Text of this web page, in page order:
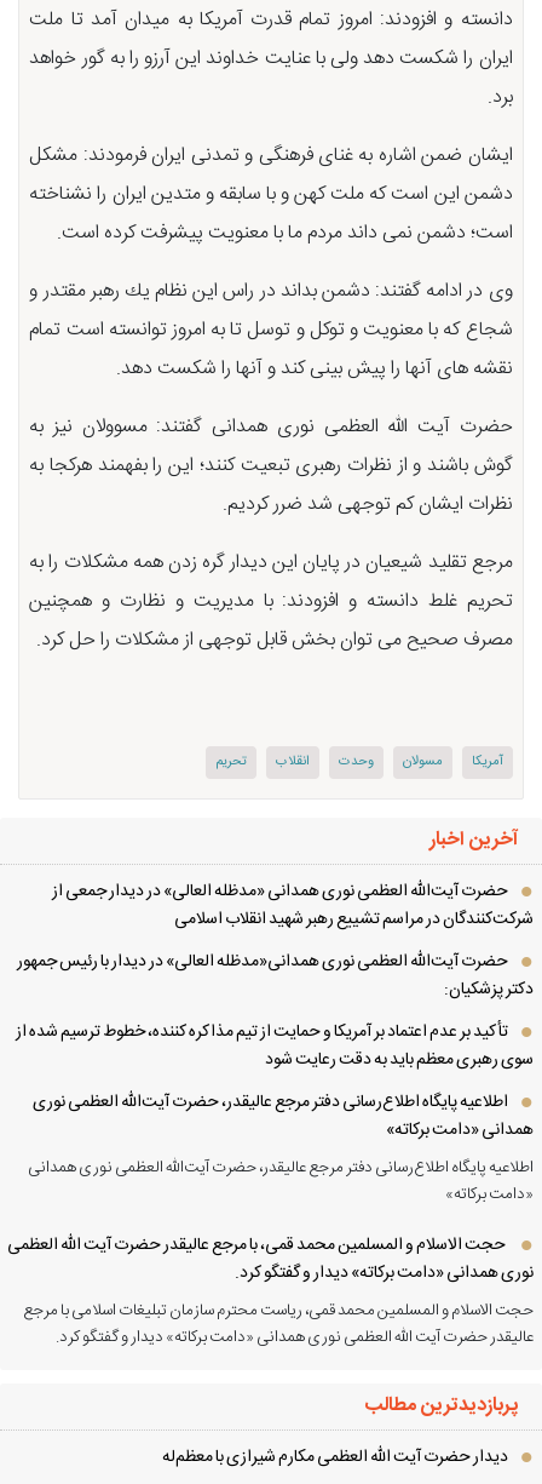
دانسته و افزودند: امروز تمام قدرت آمریكا به میدان آمد تا ملت
ایران را شكست دهد ولی با عنایت خداوند این آرزو را به گور خواهد
برد.
ایشان ضمن اشاره به غنای فرهنگی و تمدنی ایران فرمودند: مشكل
دشمن این است كه ملت كهن و با سابقه و متدین ایران را نشناخته
است؛ دشمن نمی داند مردم ما با معنویت پیشرفت كرده است.
وی در ادامه گفتند: دشمن بداند در راس این نظام یك رهبر مقتدر و
شجاع كه با معنویت و توكل و توسل تا به امروز توانسته است تمام
نقشه های آنها را پیش بینی كند و آنها را شكست دهد.
حضرت آیت الله العظمی نوری همدانی گفتند: مسوولان نیز به
گوش باشند و از نظرات رهبری تبعیت كنند؛ این را بفهمند هركجا به
نظرات ایشان كم توجهی شد ضرر كردیم.
مرجع تقلید شیعیان در پایان این دیدار گره زدن همه مشكلات را به
تحریم غلط دانسته و افزودند: با مدیریت و نظارت و همچنین
مصرف صحیح می توان بخش قابل توجهی از مشكلات را حل كرد.
آمریكا مسولان وحدت انقلاب تحریم
آخرین اخبار
حضرت آیت‌الله العظمی نوری همدانی «مدظله العالی» در دیدار جمعی از
در مراسم تشییع رهبر شهید انقلاب اسلامی
حضرت آیت‌الله العظمی نوری همدانی«مدظله العالی» در دیدار با رئیس جمهور
پزشکیان:
تأکید بر عدم اعتماد بر آمریکا و حمایت از تیم مذاکره کننده، خطوط ترسیم شده از
رهبری معظم باید به دقت رعایت شود
اطلاعیه پایگاه اطلاع‌رسانی دفتر مرجع عالیقدر، حضرت آیت‌الله العظمی نوری
«دامت برکاته»
پایگاه اطلاع‌رسانی دفتر مرجع عالیقدر، حضرت آیت‌الله العظمی نوری همدانی
برکاته»
حجت الاسلام و المسلمین محمد قمی، با مرجع عالیقدر حضرت آیت الله العظمی
همدانی «دامت برکاته» دیدار و گفتگو کرد.
الاسلام و المسلمین محمد قمی، ریاست محترم سازمان تبلیغات اسلامی با مرجع
حضرت آیت الله العظمی نوری همدانی «دامت برکاته» دیدار و گفتگو کرد.
پربازدیدترین مطالب
دیدار حضرت آیت الله العظمی مكارم شیرازی با معظم‌له